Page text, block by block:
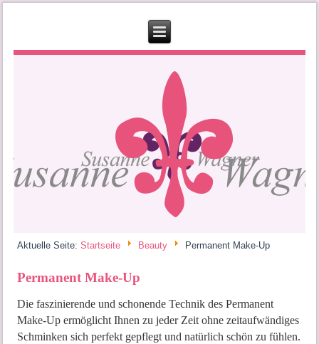
Aktuelle Seite:Startseite Beauty Permanent Make-Up
Permanent Make-Up
Die faszinierende und schonende Technik des Permanent
Make-Up ermöglicht Ihnen zu jeder Zeit ohne zeitaufwändiges
Schminken sich perfekt gepflegt und natürlich schön zu fühlen.